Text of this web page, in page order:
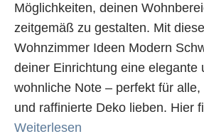
Möglichkeiten, deinen
zeitgemäß zu gestalten. Mit
Wohnzimmer Ideen Modern
deiner Einrichtung eine elegante
wohnliche Note – perfekt für
und raffinierte Deko lieben. Hier
Weiterlesen